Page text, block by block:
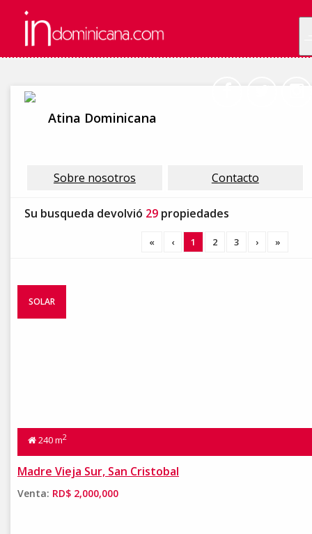
Atina Dominicana
Sobre nosotros Contacto
Su busqueda devolvió 29 propiedades
« ‹ 1 2 3 › »
SOLAR
240 m2
Madre Vieja Sur, San Cristobal
Venta: RD$ 2,000,000